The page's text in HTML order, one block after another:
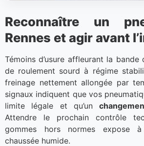
Reconnaître un
Rennes et agir avant
Témoins d’usure affleurant la
de roulement sourd à régime
freinage nettement allongée par
signaux indiquent que vos
limite légale et qu’un
Attendre le prochain contrôle
gommes hors normes expose
chaussée humide.